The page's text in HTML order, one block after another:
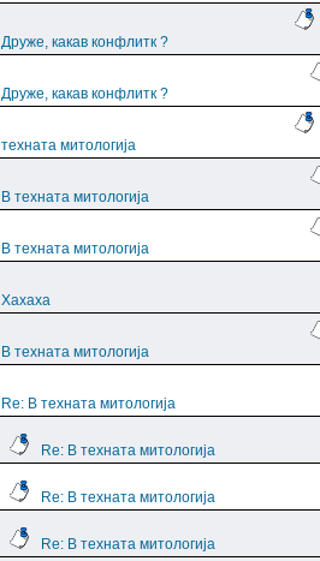
Друже, какав конфлитк ?
Друже, какав конфлитк ?
техната митологија
В техната митологија
В техната митологија
Хахаха
В техната митологија
Re: В техната митологија
Re: В техната митологија
Re: В техната митологија
Re: В техната митологија